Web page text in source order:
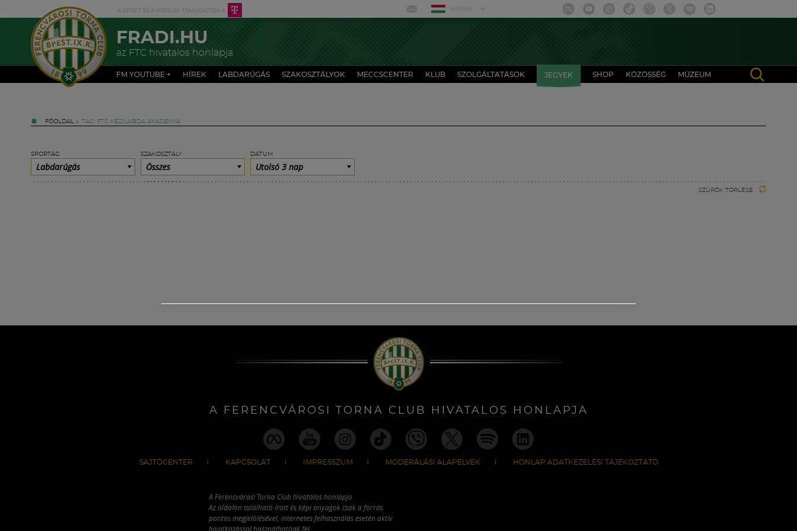
MAGYAR
FRADI.HU
az FTC hivatalos honlapja
FM YOUTUBE + HÍREK LABDARÚGÁS SZAKOSZTÁLYOK MECCSCENTER KLUB SZOLGÁLTATÁSOK JEGYEK SHOP KÖZÖSSÉG MÚZEUM
FŐOLDAL » TAG: FTC KÉZILABDA AKADÉMIA
SPORTÁG
Labdarúgás
SZAKOSZTÁLY
Összes
DÁTUM
Utolsó 3 nap
SZŰRŐK TÖRLÉSE
A FERENCVÁROSI TORNA CLUB HIVATALOS HONLAPJA
SAJTÓCENTER KAPCSOLAT IMPRESSZUM MODERÁLÁSI ALAPELVEK HONLAP ADATKEZELÉSI TÁJÉKOZTATÓ
A Ferencvárosi Torna Club hivatalos honlapja
Az oldalon található írott és képi anyagok csak a forrás
pontos megjelölésével, internetes felhasználás esetén aktív
hivatkozással használhatóak fel.